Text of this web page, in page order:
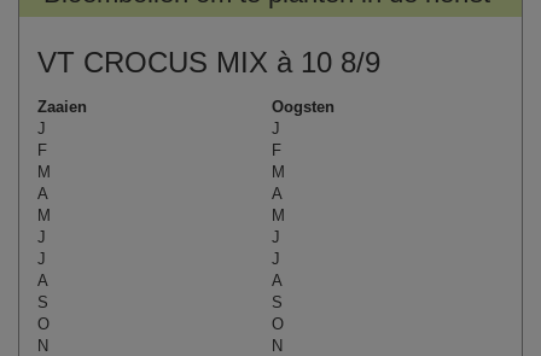
VT CROCUS MIX à 10 8/9
Zaaien
Oogsten
J
J
F
F
M
M
A
A
M
M
J
J
J
J
A
A
S
S
O
O
N
N